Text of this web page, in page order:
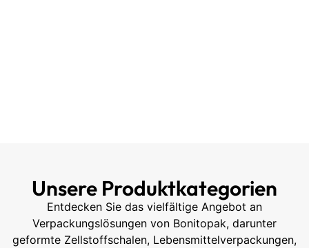
Unsere Produktkategorien
Entdecken Sie das vielfältige Angebot an
Verpackungslösungen von Bonitopak, darunter
geformte Zellstoffschalen, Lebensmittelverpackungen,